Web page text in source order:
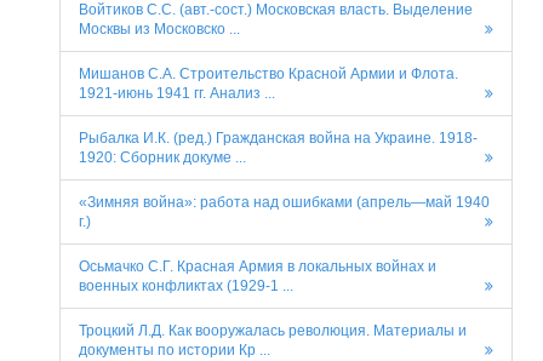
Войтиков С.С. (авт.-сост.) Московская власть. Выделение
Москвы из Московско ...
Мишанов С.А. Строительство Красной Армии и Флота.
1921-июнь 1941 гг. Анализ ...
Рыбалка И.К. (ред.) Гражданская война на Украине. 1918-
1920: Сборник докуме ...
«Зимняя война»: работа над ошибками (апрель—май 1940
г.)
Осьмачко С.Г. Красная Армия в локальных войнах и
военных конфликтах (1929-1 ...
Троцкий Л.Д. Как вооружалась революция. Материалы и
документы по истории Кр ...